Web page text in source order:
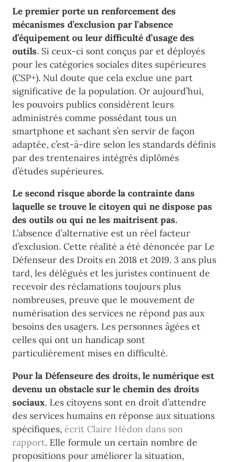
Le premier porte un renforcement des
mécanismes d’exclusion par l’absence
d’équipement ou leur difficulté d’usage des
outils. Si ceux-ci sont conçus par et déployés
pour les catégories sociales dites supérieures
(CSP+). Nul doute que cela exclue une part
significative de la population. Or aujourd’hui,
les pouvoirs publics considèrent leurs
administrés comme possédant tous un
smartphone et sachant s’en servir de façon
adaptée, c’est-à-dire selon les standards définis
par des trentenaires intégrés diplômés
d’études supérieures.
Le second risque aborde la contrainte dans
laquelle se trouve le citoyen qui ne dispose pas
des outils ou qui ne les maitrisent pas.
L’absence d’alternative est un réel facteur
d’exclusion. Cette réalité a été dénoncée par Le
Défenseur des Droits en 2018 et 2019. 3 ans plus
tard, les délégués et les juristes continuent de
recevoir des réclamations toujours plus
nombreuses, preuve que le mouvement de
numérisation des services ne répond pas aux
besoins des usagers. Les personnes âgées et
celles qui ont un handicap sont
particulièrement mises en difficulté.
Pour la Défenseure des droits, le numérique est
devenu un obstacle sur le chemin des droits
sociaux. Les citoyens sont en droit d’attendre
des services humains en réponse aux situations
spécifiques, écrit Claire Hédon dans son
rapport. Elle formule un certain nombre de
propositions pour améliorer la situation,